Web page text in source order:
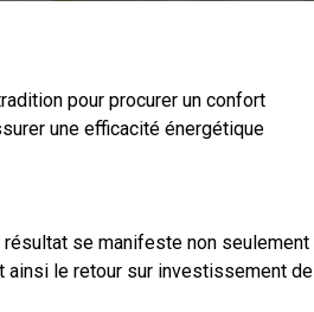
pour procurer un confort
une efficacité énergétique
se manifeste non seulement
ainsi le retour sur investissement de